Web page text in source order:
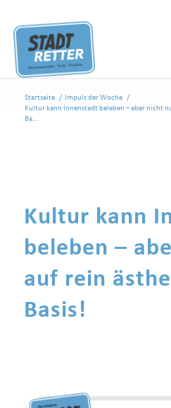
Startseite / Impuls der Woche /
Kultur kann Innenstadt beleben – aber nicht
Ba...
Kultur kann
beleben –
auf rein
Basis!